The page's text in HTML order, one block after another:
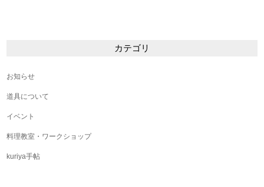
カテゴリ
お知らせ
道具について
イベント
料理教室・ワークショップ
kuriya手帖